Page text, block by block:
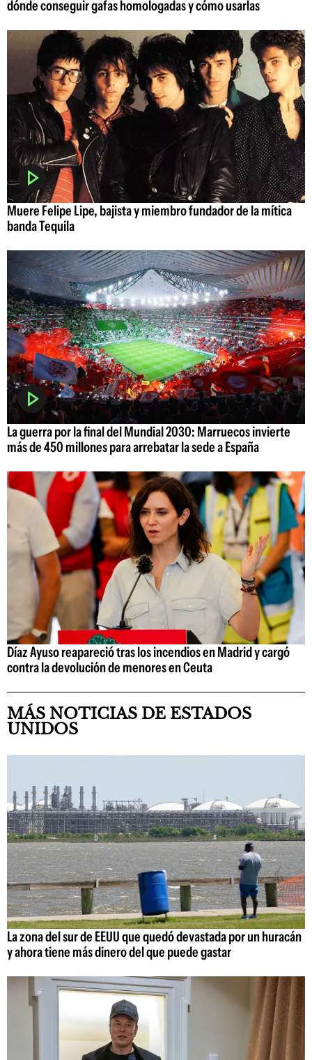
dónde conseguir gafas homologadas y cómo usarlas
Muere Felipe Lipe, bajista y miembro fundador de la mítica
banda Tequila
La guerra por la final del Mundial 2030: Marruecos invierte
más de 450 millones para arrebatar la sede a España
Díaz Ayuso reapareció tras los incendios en Madrid y cargó
contra la devolución de menores en Ceuta
MÁS NOTICIAS DE ESTADOS
UNIDOS
La zona del sur de EEUU que quedó devastada por un huracán
y ahora tiene más dinero del que puede gastar